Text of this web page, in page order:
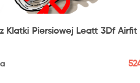
Klatki Piersiowej Leatt 3Df Airfit